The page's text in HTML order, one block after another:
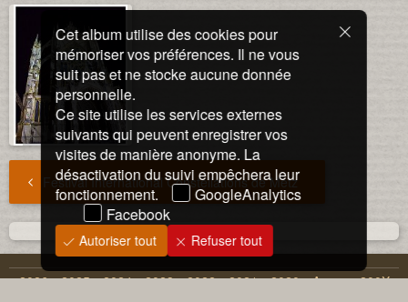
Festival International Constellations de Metz
2026 2025 2024 2023 2022 2021 2020
Annees 200X
Cet album utilise des cookies pour
mémoriser vos préférences. Il ne vous
suit pas et ne stocke aucune donnée
personnelle.
Ce site utilise les services externes
suivants qui peuvent enregistrer vos
visites de manière anonyme. La
désactivation du suivi empêchera leur
fonctionnement.
GoogleAnalytics
Facebook
Autoriser tout Refuser tout